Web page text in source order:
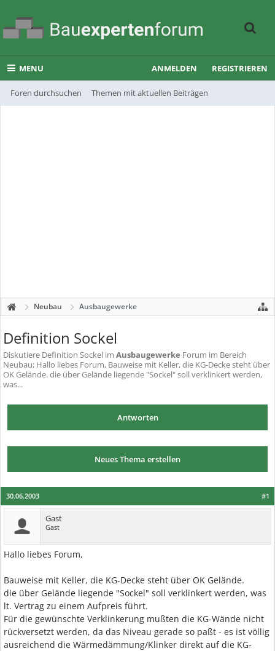
MENU
Foren durchsuchen Themen mit aktuellen Beiträgen
ANMELDEN REGISTRIEREN
Neubau Ausbaugewerke
Definition Sockel
Diskutiere Definition Sockel im Ausbaugewerke Forum im Bereich
Neubau; Hallo liebes Forum, Bauweise mit Keller, die KG-Decke steht über
OK Gelände. die über Gelände liegende "Sockel" soll verklinkert werden,
was...
Antworten
Neues Thema erstellen
#1
30.06.2003
Gast
Gast
Hallo liebes Forum,
Bauweise mit Keller, die KG-Decke steht über OK Gelände.
die über Gelände liegende "Sockel" soll verklinkert werden, was
lt. Vertrag zu einem Aufpreis führt.
Für die gewünschte Verklinkerung mußten die KG-Wände nicht
rückversetzt werden, da das Niveau gerade so paßt - es ist völlig
ausreichend die Wärmedämmung/Klinker direkt auf die KG-